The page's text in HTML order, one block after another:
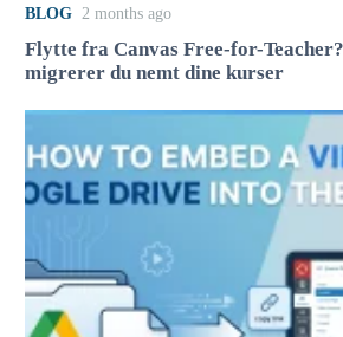
BLOG 2 months ago
Flytte fra Canvas Free-for-
migrerer du nemt dine kurser